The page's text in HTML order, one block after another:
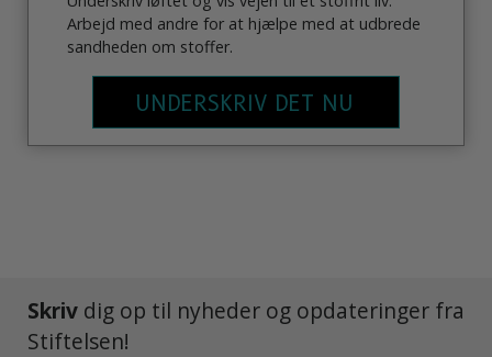
Arbejd med andre for at hjælpe med at udbrede
sandheden om stoffer.
UNDERSKRIV DET NU
Skriv dig op til nyheder og opdateringer fra
Stiftelsen!